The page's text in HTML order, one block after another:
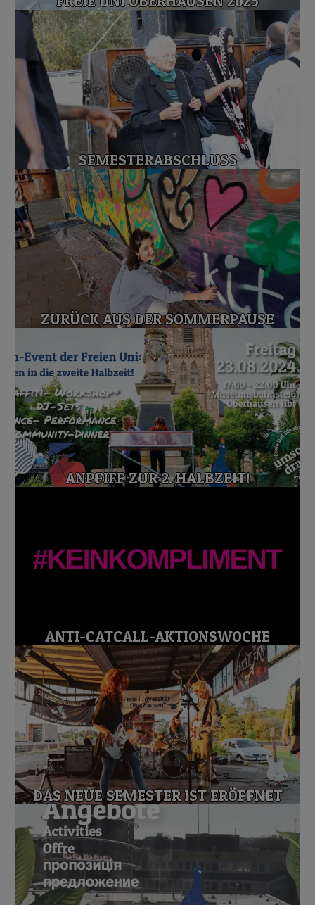
SEMESTERABSCHLUSS
ZURÜCK AUS DER SOMMERPAUSE
ANPFIFF ZUR 2. HALBZEIT!
ANTI-CATCALL-AKTIONSWOCHE
DAS NEUE SEMESTER IST ERÖFFNET